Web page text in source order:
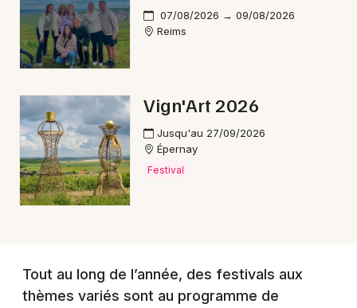
51 - Marne
Choisir mes départements
Mon email
Je m'abonne
07/08/2026 → 09/08/2026
Reims
Vign'Art 2026
Jusqu'au 27/09/2026
Épernay
Festival
Tout au long de l’année, des festivals aux
thèmes variés sont au programme de